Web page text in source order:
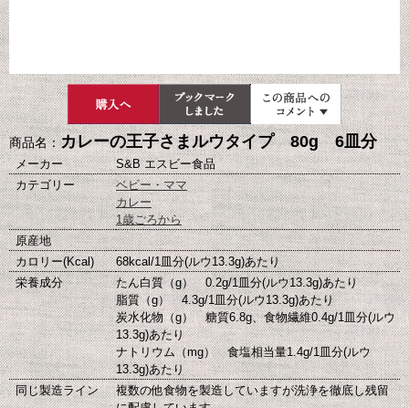
商品名：カレーの王子さまルウタイプ 80g 6皿分
メーカー
S&B エスビー食品
カテゴリー
ベビー・ママ
カレー
1歳ごろから
原産地
カロリー(Kcal)
68kcal/1皿分(ルウ13.3g)あたり
栄養成分
たん白質（g） 0.2g/1皿分(ルウ13.3g)あたり
脂質（g） 4.3g/1皿分(ルウ13.3g)あたり
炭水化物（g） 糖質6.8g、食物繊維0.4g/1皿分(ルウ
13.3g)あたり
ナトリウム（mg） 食塩相当量1.4g/1皿分(ルウ
13.3g)あたり
同じ製造ライン
複数の他食物を製造していますが洗浄を徹底し残留